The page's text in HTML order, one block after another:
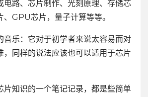
电路、芯片制作、光刻原理、存储芯
、GPU芯片，量子计算等等。
音乐：它对于初学者来说太容易而对
，同样的说法应该也可以适用于芯片
片知识的一个笔记记录，都是些简单